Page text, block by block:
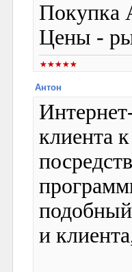
Покупка
Цены -
Антон
клиента
и